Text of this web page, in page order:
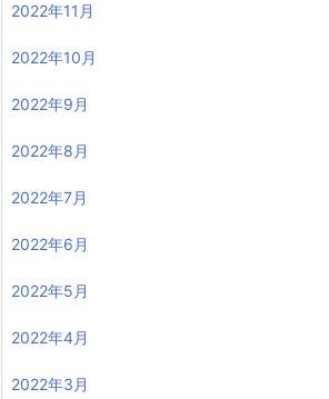
2022年11月
2022年10月
2022年9月
2022年8月
2022年7月
2022年6月
2022年5月
2022年4月
2022年3月